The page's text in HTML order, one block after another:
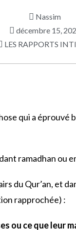
Nassim
décembre 15,
LES RAPPORTS
qui a éprouvé
ramadhan ou
du Qur’an, et
rapprochée) :
ou ce que leur